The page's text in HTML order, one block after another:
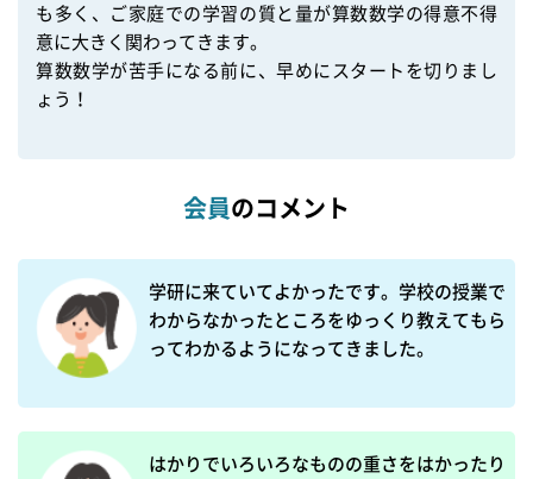
も多く、ご家庭での学習の質と量が算数数学の得意不得
意に大きく関わってきます。
算数数学が苦手になる前に、早めにスタートを切りまし
ょう！
会員のコメント
学研に来ていてよかったです。学校の授業で
わからなかったところをゆっくり教えてもら
ってわかるようになってきました。
はかりでいろいろなものの重さをはかったり